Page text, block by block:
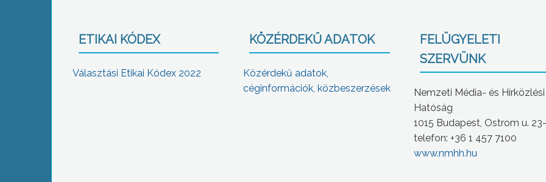
ETIKAI KÓDEX
Választási Etikai Kódex 2022
KÖZÉRDEKŰ ADATOK
Közérdekű adatok,
céginformációk, közbeszerzések
FELÜGYELETI
SZERVÜNK
Nemzeti Média- és Hírközlési
Hatóság
1015 Budapest, Ostrom u.
telefon: +36 1 457 7100
www.nmhh.hu